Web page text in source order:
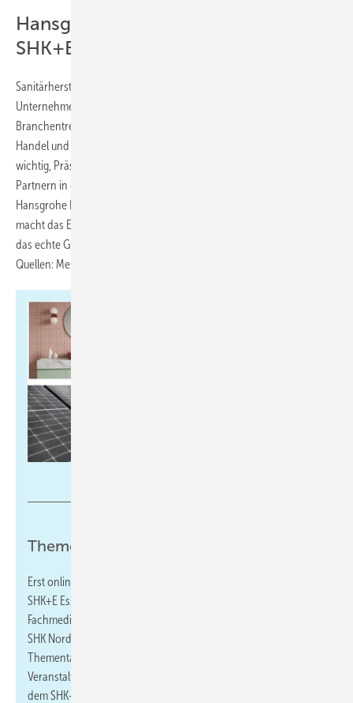
Hansgrohe bestätigt Teilnahme an
SHK+E Essen
Sanitärhersteller Hansgrohe kehrt 2026 auf die Messe zurück. Das
Unternehmen betont die Bedeutung der SHK+E Essen als
Branchentreffpunkte und Plattform für den Austausch mit Partnern in
Handel und Handwerk. „Gerade in herausfordernden Zeiten ist es uns
wichtig, Präsenz zu zeigen, zuzuhören und gemeinsam mit unseren
Partnern in die Zukunft zu blicken“, sagt Volker Stark, Geschäftsführer
Hansgrohe Deutschland GmbH. „Eine Messe wie die SHK+E Essen
macht das Erleben unserer Produkte möglich – aber vor allem auch
das echte Gespräch, das uns so wichtig ist.“ ■
Quellen: Messe Essen,
Thementage zur SHK + E Essen 2026
Erst online, dann vor Ort weiterbilden: Im Vorfeld der Fachmesse
SHK+E Essen (vom 17.3. bis 20.3. in Essen) veranstalten die
Fachmedien IKZ und SBZ in Kooperation mit dem Fachverband
SHK Nordrhein-Westfalen und der Messe Essen zwei
Thementage zu den Bereichen Sanitär und Heizung. Die
Veranstaltungen richten sich an Fachbetriebe und Planer aus
dem SHK-Handwerk und vermitteln aktuelles Praxiswissen,